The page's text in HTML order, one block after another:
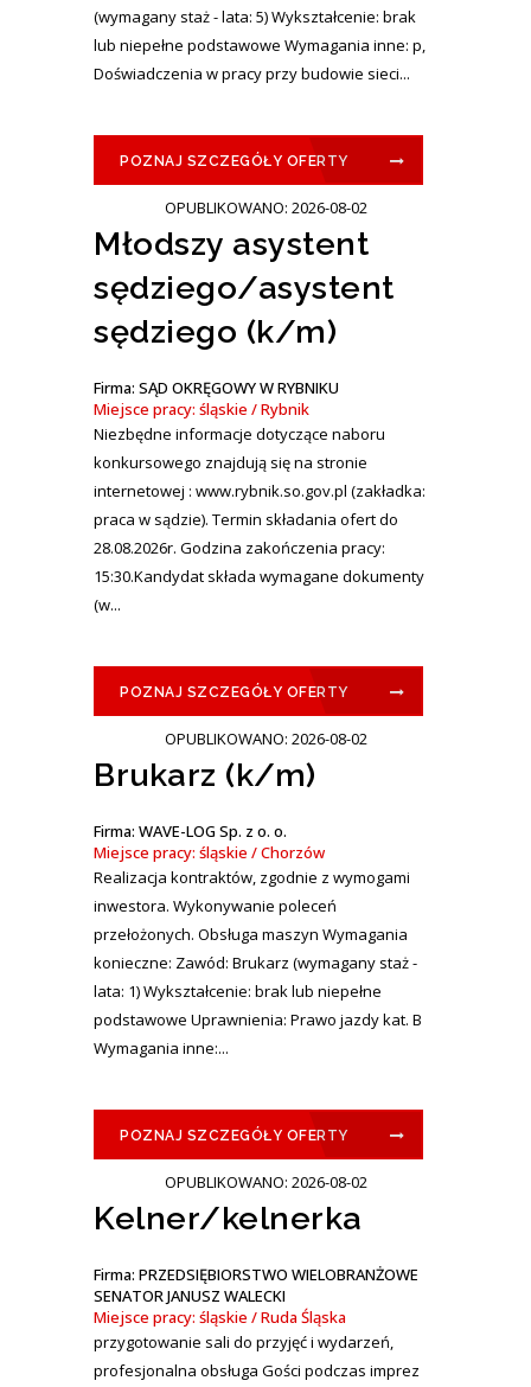
(wymagany staż - lata: 5) Wykształcenie: brak
lub niepełne podstawowe Wymagania inne: p,
Doświadczenia w pracy przy budowie sieci...
POZNAJ SZCZEGÓŁY OFERTY
OPUBLIKOWANO: 2026-08-02
Młodszy asystent
sędziego/asystent
sędziego (k/m)
Firma: SĄD OKRĘGOWY W RYBNIKU
Miejsce pracy: śląskie / Rybnik
Niezbędne informacje dotyczące naboru
konkursowego znajdują się na stronie
internetowej : www.rybnik.so.gov.pl (zakładka:
praca w sądzie). Termin składania ofert do
28.08.2026r. Godzina zakończenia pracy:
15:30.Kandydat składa wymagane dokumenty
(w...
POZNAJ SZCZEGÓŁY OFERTY
OPUBLIKOWANO: 2026-08-02
Brukarz (k/m)
Firma: WAVE-LOG Sp. z o. o.
Miejsce pracy: śląskie / Chorzów
Realizacja kontraktów, zgodnie z wymogami
inwestora. Wykonywanie poleceń
przełożonych. Obsługa maszyn Wymagania
konieczne: Zawód: Brukarz (wymagany staż -
lata: 1) Wykształcenie: brak lub niepełne
podstawowe Uprawnienia: Prawo jazdy kat. B
Wymagania inne:...
POZNAJ SZCZEGÓŁY OFERTY
OPUBLIKOWANO: 2026-08-02
Kelner/kelnerka
Firma: PRZEDSIĘBIORSTWO WIELOBRANŻOWE
SENATOR JANUSZ WALECKI
Miejsce pracy: śląskie / Ruda Śląska
przygotowanie sali do przyjęć i wydarzeń,
profesjonalna obsługa Gości podczas imprez